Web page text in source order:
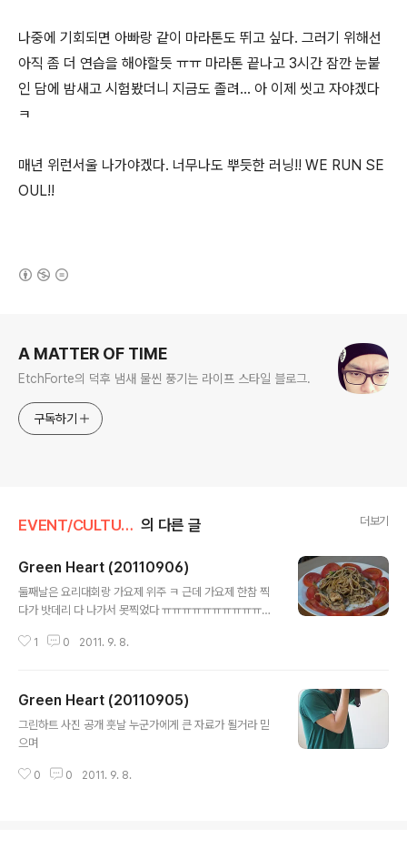
나중에 기회되면 아빠랑 같이 마라톤도 뛰고 싶다. 그러기 위해선
아직 좀 더 연습을 해야할듯 ㅠㅠ 마라톤 끝나고 3시간 잠깐 눈붙
인 담에 밤새고 시험봤더니 지금도 졸려... 아 이제 씻고 자야겠다
ㅋ
매년 위런서울 나가야겠다. 너무나도 뿌듯한 러닝!! WE RUN SE
OUL!!
A MATTER OF TIME
EtchForte의 덕후 냄새 물씬 풍기는 라이프 스타일 블로그.
구독하기
EVENT/CULTURE 의 다른 글 더보기
Green Heart (20110906)
둘째날은 요리대회랑 가요제 위주 ㅋ 근데 가요제 한참 찍
다가 밧데리 다 나가서 못찍었다 ㅠㅠㅠㅠㅠㅠㅠㅠㅠㅠㅠ
1 0 2011. 9. 8.
Green Heart (20110905)
그린하트 사진 공개 훗날 누군가에게 큰 자료가 될거라 믿
으며
0 0 2011. 9. 8.